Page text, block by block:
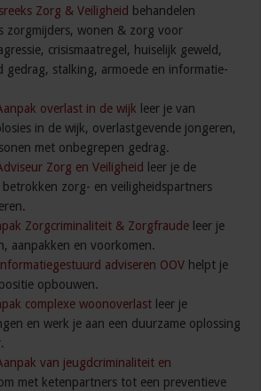
Zorg & Veiligheid behandelen
zorgmijders, wonen & zorg voor
crisismaatregel, huiselijk geweld,
gedrag, stalking, armoede en informatie-
overlast in de wijk leer je van
in de wijk, overlastgevende jongeren,
met onbegrepen gedrag.
Zorg en Veiligheid
leer je de
betrokken zorg- en veiligheidspartners
Zorgcriminaliteit & Zorgfraude leer je
aanpakken en voorkomen.
adviseren OOV helpt je
opbouwen.
complexe woonoverlast leer je
en werk je aan een duurzame oplossing
van jeugdcriminaliteit en
met ketenpartners tot een preventieve